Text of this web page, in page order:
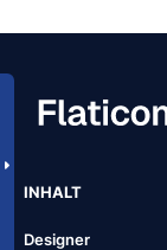
INHALT
Designer